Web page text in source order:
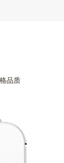
品质